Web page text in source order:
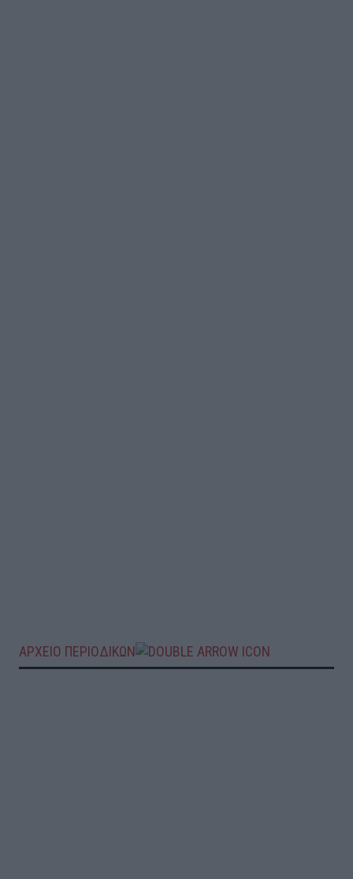
ΑΡΧΕΙΟ ΠΕΡΙΟΔΙΚΩΝ